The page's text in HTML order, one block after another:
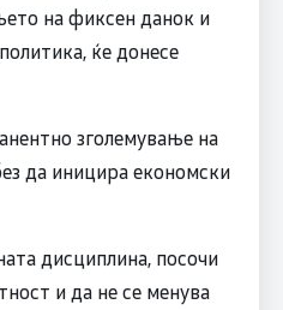
на фиксен данок и
ќе донесе
зголемување на
да иницира економски
дисциплина, посочи
и да не се менува